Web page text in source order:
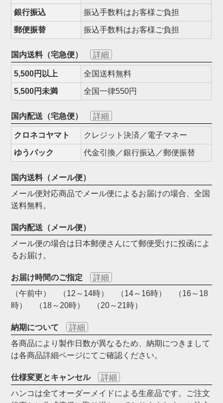
銀行振込 振込手数料はお客様ご負担
郵便振替 振込手数料はお客様ご負担
国内送料（宅急便） 詳細
5,500円以上 全国送料無料
5,500円未満 全国一律550円
国内配送（宅急便） 詳細
クロネコヤマト クレジット決済／電子マネー
ゆうパック 代金引換／銀行振込／郵便振替
国内送料（メール便）
メール便対応商品でメール便によるお届けの場合、全国
送料無料。
国内配送（メール便）
メール便の場合は日本郵便さんにて郵便受けに投函によ
るお届け。
お届け時間のご指定
詳細
（午前中） （12～14時） （14～16時） （16～18
時） （18～20時） （20～21時）
納期について
詳細
各商品により製作日数が異なるため、納期につきまして
は各商品詳細ページにてご確認ください。
仕様変更とキャンセル
詳細
ハンコは全てオーダーメイドによる生産品です。ご注文